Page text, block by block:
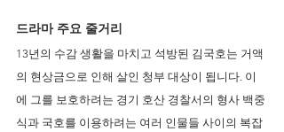
드라마 주요 줄거리
13년의 수감 생활을 마치고 석방된 김국호는 거액
의 현상금으로 인해 살인 청부 대상이 됩니다. 이
에 그를 보호하려는 경기 호산 경찰서의 형사 백중
식과 국호를 이용하려는 여러 인물들 사이의 복잡